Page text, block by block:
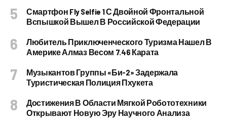
Смартфон Fly Selfie 1 С Двойной Фронтальной
Вспышкой Вышел В Российской Федерации
Любитель Приключенческого Туризма Нашел В
Америке Алмаз Весом 7.46 Карата
Музыкантов Группы «Би-2» Задержала
Туристическая Полиция Пхукета
Достижения В Области Мягкой Робототехники
Открывают Новую Эру Научного Анализа